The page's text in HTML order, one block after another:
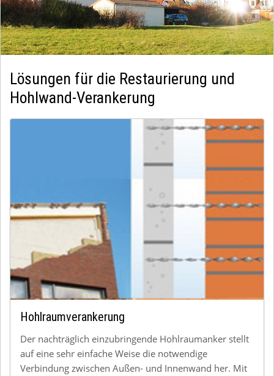
Lösungen für die Restaurierung und
Hohlwand-Verankerung
Hohlraumverankerung
Der nachträglich einzubringende Hohlraumanker stellt
auf eine sehr einfache Weise die notwendige
Verbindung zwischen Außen- und Innenwand her. Mit